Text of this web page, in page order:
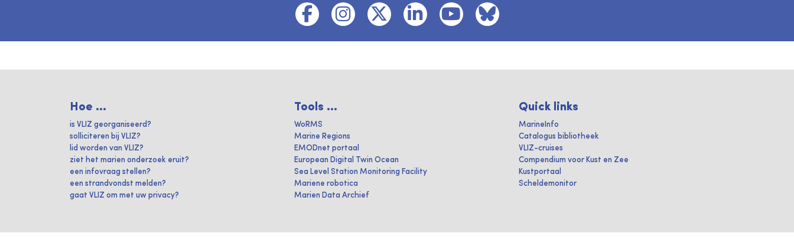
Hoe ...
is VLIZ georganiseerd?
solliciteren bij VLIZ?
lid worden van VLIZ?
ziet het marien onderzoek eruit?
een infovraag stellen?
een strandvondst melden?
gaat VLIZ om met uw privacy?
Tools ...
WoRMS
Marine Regions
EMODnet portaal
European Digital Twin Ocean
Sea Level Station Monitoring Facility
Mariene robotica
Marien Data Archief
Quick links
MarineInfo
Catalogus bibliotheek
VLIZ-cruises
Compendium voor Kust en Zee
Kustportaal
Scheldemonitor